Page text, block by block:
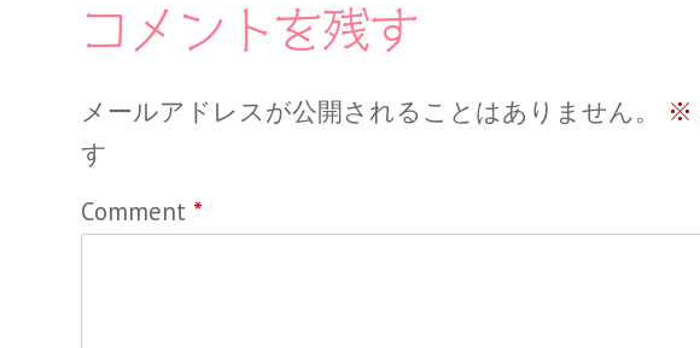
コメントを残す
メールアドレスが公開されることはありません。 ※
す
Comment *